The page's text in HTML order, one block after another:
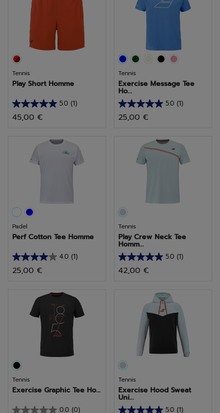
Tennis
Play Short Homme
5.0 (1)
5.0
sur
étoiles.
45,00 €
Tennis
Exercise Message Tee
Ho...
5.0 (1)
5.0
sur
étoiles.
25,00 €
Padel
Perf Cotton Tee Homme
4.0 (1)
4.0
sur
étoiles.
25,00 €
Tennis
Play Crew Neck Tee
Homm...
5.0 (1)
5.0
sur
42,00 €
Tennis
Exercise Graphic Tee Ho...
0.0 (0)
Tennis
Exercise Hood Sweat
Uni...
5.0 (1)